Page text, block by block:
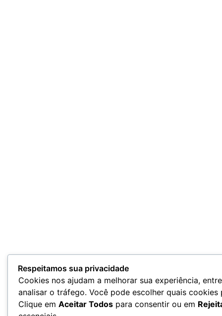
Respeitamos sua privacidade
Cookies nos ajudam a melhorar sua experiência,
analisar o tráfego. Você pode escolher quais
Clique em Aceitar Todos para consentir ou em